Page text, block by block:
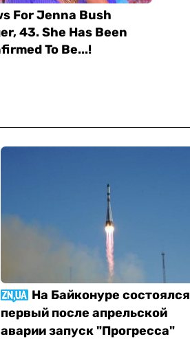
На Байконуре состоялся
первый после апрельской
аварии запуск "Прогресса"